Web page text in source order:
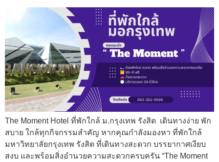
The Moment Hotel ที่พักใกล้ ม.กรุงเทพ รังสิต เดินทางง่าย พัก
สบาย ใกล้ทุกกิจกรรมสำคัญ หากคุณกำลังมองหา ที่พักใกล้
มหาวิทยาลัยกรุงเทพ รังสิต ที่เดินทางสะดวก บรรยากาศเงียบ
สงบ และพร้อมสิ่งอำนวยความสะดวกครบครัน “The Moment